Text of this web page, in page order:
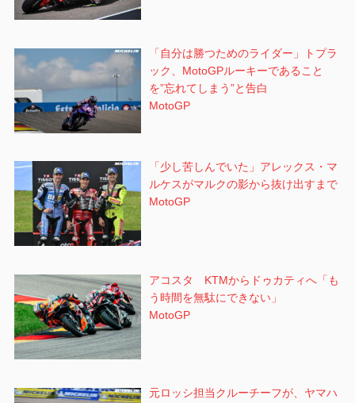
「自分は勝つためのライダー」トプラ
ック、MotoGPルーキーであること
を”忘れてしまう”と告白
MotoGP
「少し苦しんでいた」アレックス・マ
ルケスがマルクの影から抜け出すまで
MotoGP
アコスタ KTMからドゥカティへ「も
う時間を無駄にできない」
MotoGP
元ロッシ担当クルーチーフが、ヤマハ